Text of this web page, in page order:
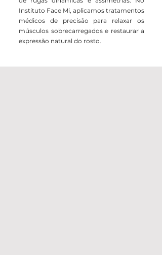
Instituto Face Mi, aplicamos tratamentos
médicos de precisão para relaxar os
músculos sobrecarregados e restaurar a
expressão natural do rosto.